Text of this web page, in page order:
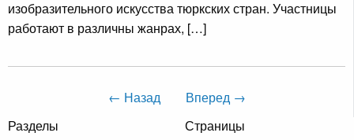
изобразительного искусства тюркских стран. Участницы
работают в различны жанрах, […]
← Назад
Вперед →
Разделы
Страницы